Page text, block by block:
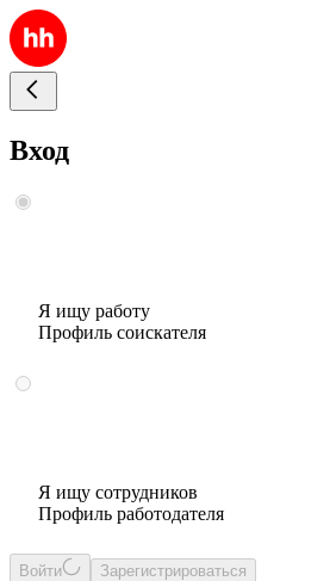
Вход
Я ищу работу
Профиль соискателя
Я ищу сотрудников
Профиль работодателя
Войти Зарегистрироваться